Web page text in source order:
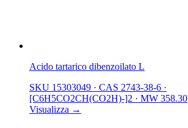
Acido tartarico dibenzoilato L
SKU 15303049 · CAS 2743-38-6 ·
[C6H5CO2CH(CO2H)-]2 · MW 358.30
Visualizza →